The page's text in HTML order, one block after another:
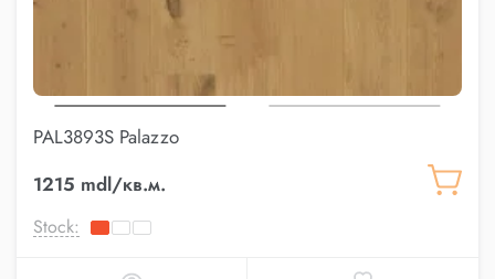
PAL3893S Palazzo
1215 mdl/кв.м.
Stock: